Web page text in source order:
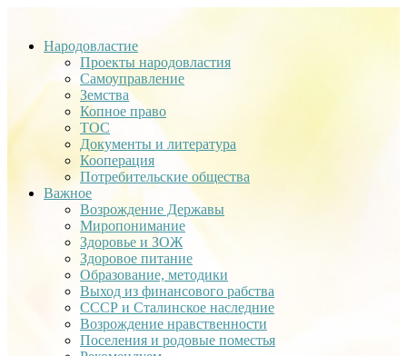
Народовластие
Проекты народовластия
Самоуправление
Земства
Копное право
ТОС
Документы и литература
Кооперация
Потребительские общества
Важное
Возрождение Державы
Миропонимание
Здоровье и ЗОЖ
Здоровое питание
Образование, методики
Выход из финансового рабства
СССР и Сталинское наследние
Возрождение нравственности
Поселения и родовые поместья